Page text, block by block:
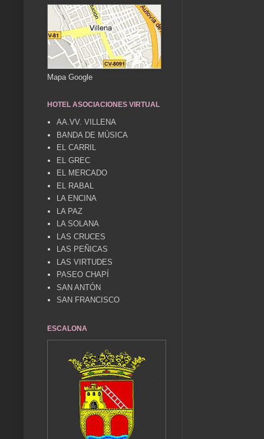
Mapa Google
HOTEL ASOCIACIONES VIRTUAL
AA.VV. VILLENA
BANDA DE MÚSICA
EL CARRIL
EL GREC
EL MERCADO
EL RABAL
LA ENCINA
LA PAZ
LA SOLANA
LAS CRUCES
LAS PEÑICAS
LAS VIRTUDES
PASEO CHAPÍ
SAN ANTÓN
SAN FRANCISCO
ESCALONA